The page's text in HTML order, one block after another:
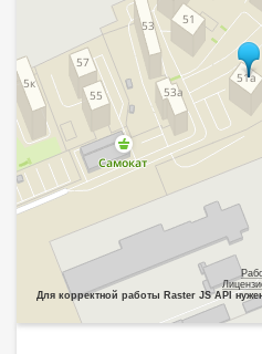
Для корректной работы Raster JS API